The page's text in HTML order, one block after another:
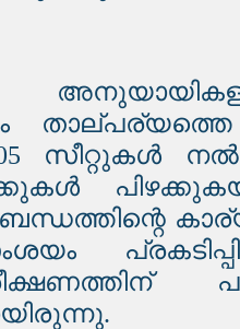
സീറ്റുകൾ